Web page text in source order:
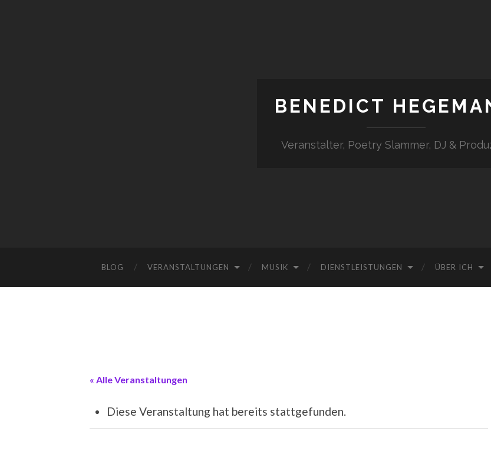
BENEDICT
Veranstalter, Poetry Slammer, DJ &
BLOG VERANSTALTUNGEN MUSIK DIENSTLEISTUNGEN ÜBER ICH
« Alle Veranstaltungen
Diese Veranstaltung hat bereits stattgefunden.